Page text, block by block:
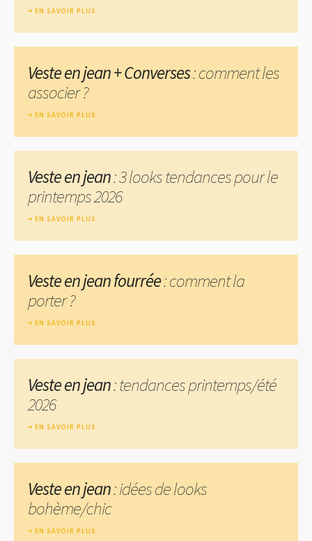
EN SAVOIR PLUS
Veste en jean + Converses: comment les
associer ?
EN SAVOIR PLUS
Veste en jean: 3 looks tendances pour le
printemps 2026
EN SAVOIR PLUS
Veste en jean fourrée: comment la
porter ?
EN SAVOIR PLUS
Veste en jean: tendances printemps/été
2026
EN SAVOIR PLUS
Veste en jean: idées de looks
bohème/chic
EN SAVOIR PLUS